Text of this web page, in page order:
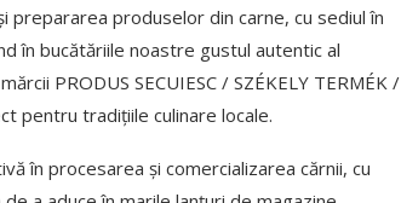
prepararea produselor din carne, cu sediul în
în bucătăriile noastre gustul autentic al
PRODUS SECUIESC / SZÉKELY TERMÉK /
pentru tradițiile culinare locale.
în procesarea și comercializarea cărnii, cu